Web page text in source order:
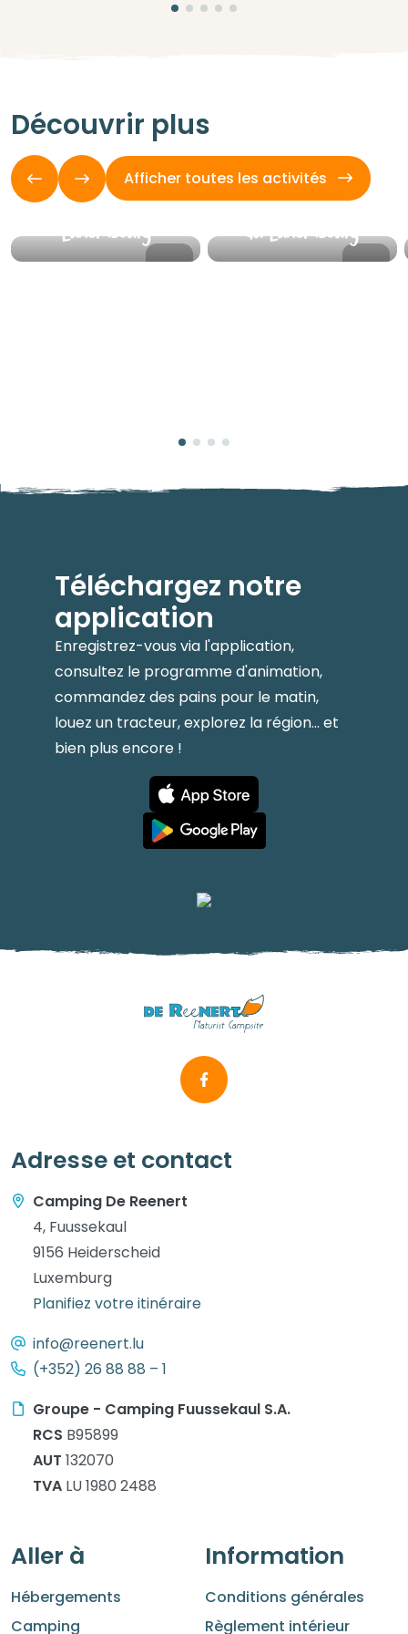
Découvrir plus
Afficher toutes les activités
villages
Découvrez les
magnifiques villes et
villages du
Luxembourg
Activités en
plein air
Les meilleures activités
au Luxembourg
Téléchargez notre
application
Enregistrez-vous via l'application,
consultez le programme d'animation,
commandez des pains pour le matin,
louez un tracteur, explorez la région... et
bien plus encore !
Adresse et contact
Camping De Reenert
4, Fuussekaul
9156 Heiderscheid
Luxemburg
Planifiez votre itinéraire
info@reenert.lu
(+352) 26 88 88 – 1
Groupe - Camping Fuussekaul S.A.
RCS B95899
AUT 132070
TVA LU 1980 2488
Aller à
Hébergements
Camping
Information
Conditions générales
Règlement intérieur